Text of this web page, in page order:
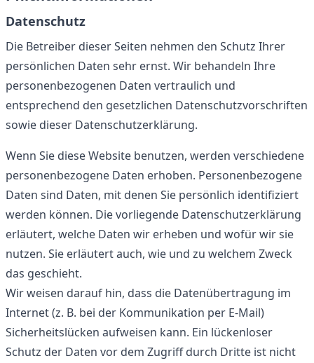
Datenschutz
Die Betreiber dieser Seiten nehmen den Schutz Ihrer
persönlichen Daten sehr ernst. Wir behandeln Ihre
personenbezogenen Daten vertraulich und
entsprechend den gesetzlichen Datenschutzvorschriften
sowie dieser Datenschutzerklärung.
Wenn Sie diese Website benutzen, werden verschiedene
personenbezogene Daten erhoben. Personenbezogene
Daten sind Daten, mit denen Sie persönlich identifiziert
werden können. Die vorliegende Datenschutzerklärung
erläutert, welche Daten wir erheben und wofür wir sie
nutzen. Sie erläutert auch, wie und zu welchem Zweck
das geschieht.
Wir weisen darauf hin, dass die Datenübertragung im
Internet (z. B. bei der Kommunikation per E-Mail)
Sicherheitslücken aufweisen kann. Ein lückenloser
Schutz der Daten vor dem Zugriff durch Dritte ist nicht